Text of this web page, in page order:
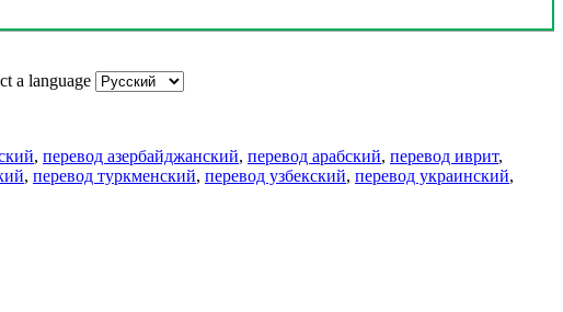
a language
, перевод азербайджанский, перевод арабский, перевод иврит,
, перевод туркменский, перевод узбекский, перевод украинский,